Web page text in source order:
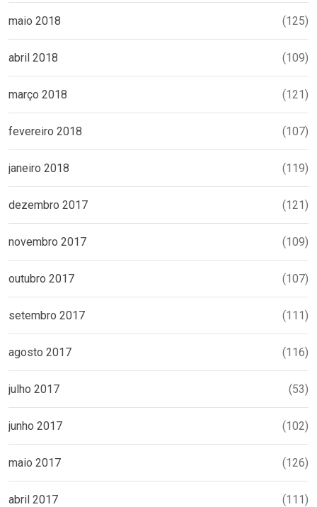
maio 2018 (125)
abril 2018 (109)
março 2018 (121)
fevereiro 2018 (107)
janeiro 2018 (119)
dezembro 2017 (121)
novembro 2017 (109)
outubro 2017 (107)
setembro 2017 (111)
agosto 2017 (116)
julho 2017 (53)
junho 2017 (102)
maio 2017 (126)
abril 2017 (111)